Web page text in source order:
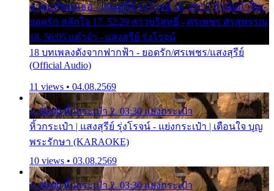
ธาตุแท้ของเธอ - แสงสุรีย์ รุ่งโรจน์ 16. 49:57 กำนันกำใน -
ยอดรัก สลักใจ 17. 52:29 สาวบริสุทธิ์ - ศรเพชร ศรสุพรรณ
18. 56:05 แต๋วจ๋า - แสงสุรีย์ รุ่งโรจน์
18 บทเพลงดังจากฟากฟ้า - ยอดรัก/ศรเพชร/แสงสุรีย์
(Official Audio)
11 views • 04.08.2569
1. 00:00 หิ้วกระเป๋า 2. 03:30 แย่งกระเป๋า
หิ้วกระเป๋า | แสงสุรีย์ รุ่งโรจน์ - แย่งกระเป๋า | เตือนใจ บุญ
พระรักษา (KARAOKE)
10 views • 03.08.2569
1. 00:00 หิ้วกระเป๋า 2. 03:30 แย่งกระเป๋า